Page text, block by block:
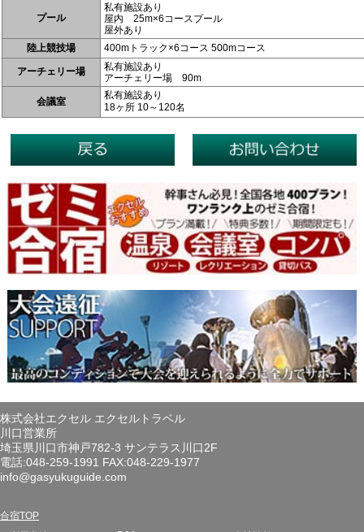
プール
私有施設あり
屋内 25m×6コースプール
屋外あり
陸上競技場
400mトラック×6コース 500mコース
アーチェリー場
私有施設あり
アーチェリー場 90m
会議室
私有施設あり
18ヶ所 10～120名
株式会社エクセル エクセルトラベル
川口営業所
埼玉県川口市神戸782-3 サンテラス川口2F
電話:048-259-1991 FAX:048-229-1977
info@gasyukuguide.com
合宿TOP